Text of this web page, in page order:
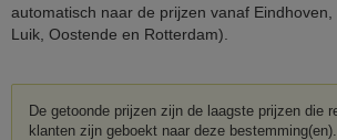
automatisch naar de prijzen vanaf Eindhoven,
Luik, Oostende en Rotterdam).
De getoonde prijzen zijn de laagste prijzen die
klanten zijn geboekt naar deze